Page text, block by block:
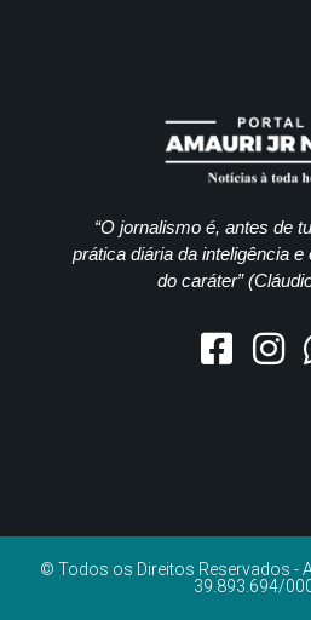
“O jornalismo é, antes de
prática diária da inteligência
do caráter”
© Todos os Direitos Reservados -
39.893.694/